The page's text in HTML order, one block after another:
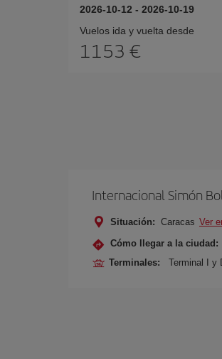
2026-10-12 - 2026-10-19
Vuelos ida y vuelta desde
1153 €
Internacional Simón
Situación: Caracas Ver
Cómo llegar a la ciudad:
Terminales: Terminal I y